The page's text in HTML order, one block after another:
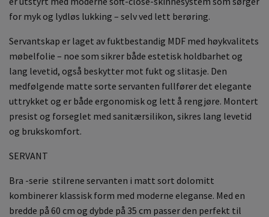
for myk og lydløs lukking – selv ved lett berøring.
Servantskap er laget av fuktbestandig MDF med høykvalitets
møbelfolie – noe som sikrer både estetisk holdbarhet og
lang levetid, også beskytter mot fukt og slitasje. Den
medfølgende matte sorte servanten fullfører det elegante
uttrykket og er både ergonomisk og lett å rengjøre. Montert
presist og forseglet med sanitærsilikon, sikres lang levetid
og brukskomfort.
SERVANT
Bra -serie stilrene servanten i matt sort dolomitt
kombinerer klassisk form med moderne eleganse. Med en
bredde på 60 cm og dybde på 35 cm passer den perfekt til